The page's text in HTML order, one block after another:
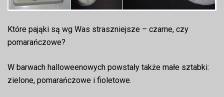
Które pająki są wg Was straszniejsze – czarne, czy
pomarańczowe?
W barwach halloweenowych powstały także małe sztabki:
zielone, pomarańczowe i fioletowe.